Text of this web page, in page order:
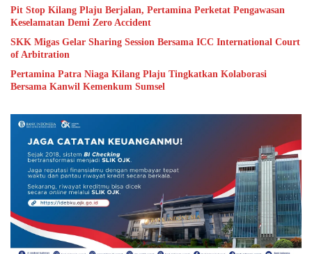
Pit Stop Kilang Plaju Berjalan, Pertamina Perketat Pengawasan
Keselamatan Demi Zero Accident
SKK Migas Gelar Sharing Session Bersama ICC International Court
of Arbitration
Pertamina Patra Niaga Kilang Plaju Tingkatkan Kolaborasi
Bersama Kanwil Kemenkum Sumsel